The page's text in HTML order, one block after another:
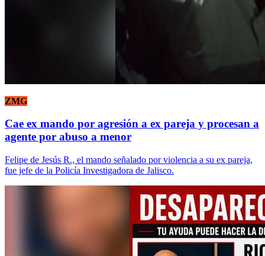
ZMG
Cae ex mando por agresión a ex pareja y procesan a
agente por abuso a menor
Felipe de Jesús R., el mando señalado por violencia a su ex pareja,
fue jefe de la Policía Investigadora de Jalisco.